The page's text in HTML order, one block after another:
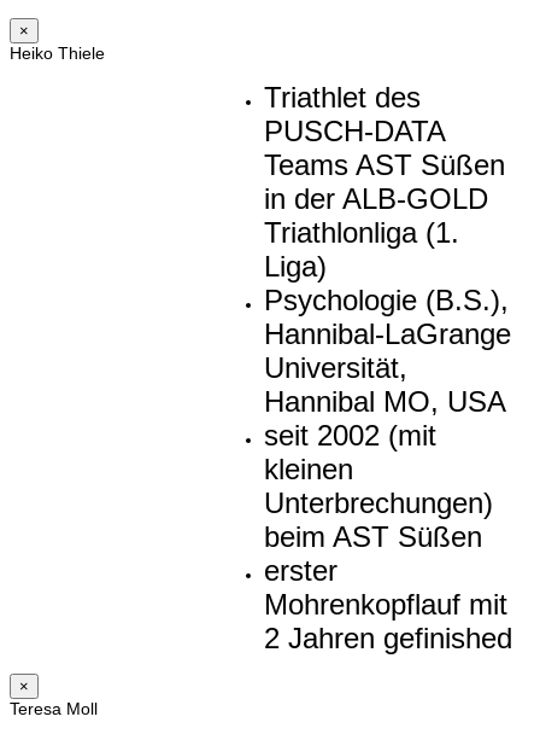
×
Heiko Thiele
Triathlet des
PUSCH-DATA
Teams AST Süßen
in der ALB-GOLD
Triathlonliga (1.
Liga)
Psychologie (B.S.),
Hannibal-LaGrange
Universität,
Hannibal MO, USA
seit 2002 (mit
kleinen
Unterbrechungen)
beim AST Süßen
erster
Mohrenkopflauf mit
2 Jahren gefinished
×
Teresa Moll